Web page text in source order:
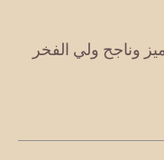
وناجح ولي الفخر